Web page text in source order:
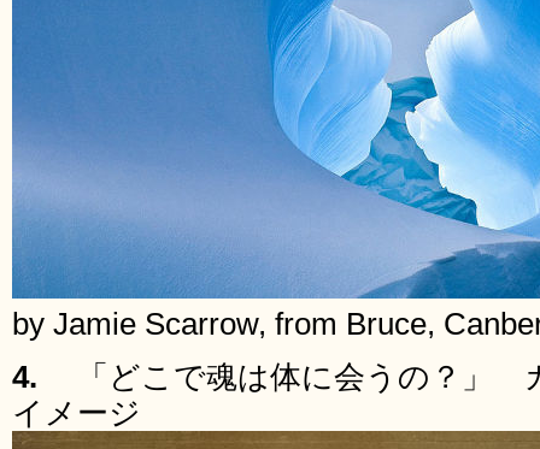
by Jamie Scarrow, from Bruce,
4.
「どこで魂は体に会うの？」
イメージ